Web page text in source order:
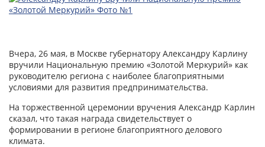
Вчера, 26 мая, в Москве губернатору Александру Карлину
вручили Национальную премию «Золотой Меркурий» как
руководителю региона с наиболее благоприятными
условиями для развития предпринимательства.
На торжественной церемонии вручения Александр Карлин
сказал, что такая награда свидетельствует о
формировании в регионе благоприятного делового
климата.